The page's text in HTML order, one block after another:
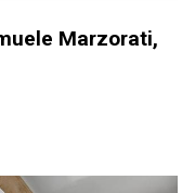
Marzorati,